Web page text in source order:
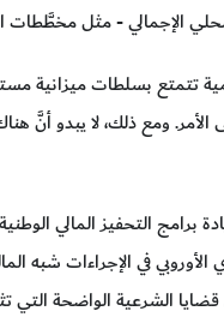
ومع ذلك، لا يبدو أنَّ
في الإجراءات شبه
الشرعية الواضحة التي